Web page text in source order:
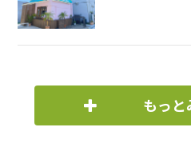
もっと